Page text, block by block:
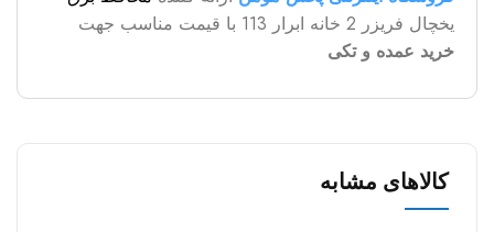
یخچال فریزر 2 خانه ابرار 113 با قیمت مناسب جهت
خرید عمده و تکی
کالاهای مشابه